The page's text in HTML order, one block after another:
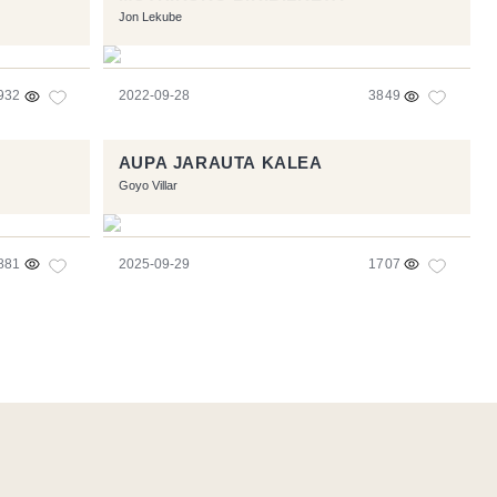
Jon Lekube
2022-09-28 3849
AUPA JARAUTA KALEA
Goyo Villar
2025-09-29 1707